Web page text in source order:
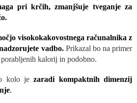
pri krčih, zmanjšuje tveganje za
visokokakovostnega računalnika z
vadbo. Prikazal bo na primer
kalorij in podobno.
kolo jezaradi kompaktnih dimenzij
.